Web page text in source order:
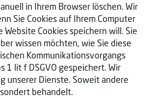
in Ihrem Browser löschen. Wir
Sie Cookies auf Ihrem Computer
Cookies speichern will. Sie
wissen möchten, wie Sie diese
Kommunikationsvorgangs
lit f DSGVO gespeichert. Wir
unserer Dienste. Soweit andere
behandelt.